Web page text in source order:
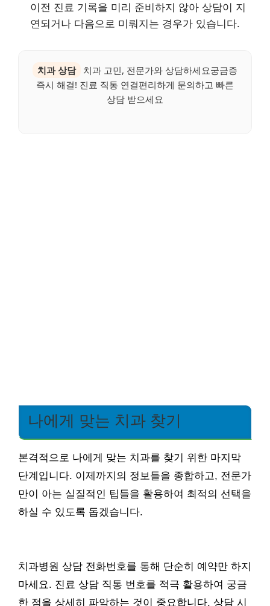
이전 진료 기록을 미리 준비하지 않아 상담이 지
연되거나 다음으로 미뤄지는 경우가 있습니다.
치과 상담
치과 고민, 전문가와 상담하세요궁금증
즉시 해결! 진료 직통 연결편리하게 문의하고 빠른
상담 받으세요
나에게 맞는 치과 찾기
본격적으로 나에게 맞는 치과를 찾기 위한 마지막
단계입니다. 이제까지의 정보들을 종합하고, 전문가
만이 아는 실질적인 팁들을 활용하여 최적의 선택을
하실 수 있도록 돕겠습니다.
치과병원 상담 전화번호를 통해 단순히 예약만 하지
마세요. 진료 상담 직통 번호를 적극 활용하여 궁금
한 점을 상세히 파악하는 것이 중요합니다. 상담 시